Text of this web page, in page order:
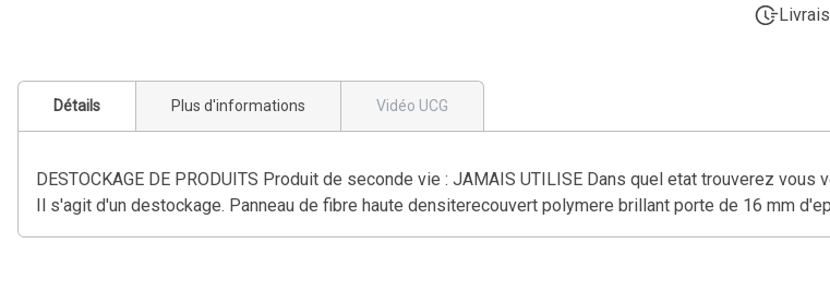
Détails Plus d'informations Vidéo UCG
DESTOCKAGE DE PRODUITS Produit de seconde vie : JAMAIS UTILISE Dans quel etat trouverez
Il s'agit d'un destockage. Panneau de fibre haute densiterecouvert polymere brillant porte de 16 mm